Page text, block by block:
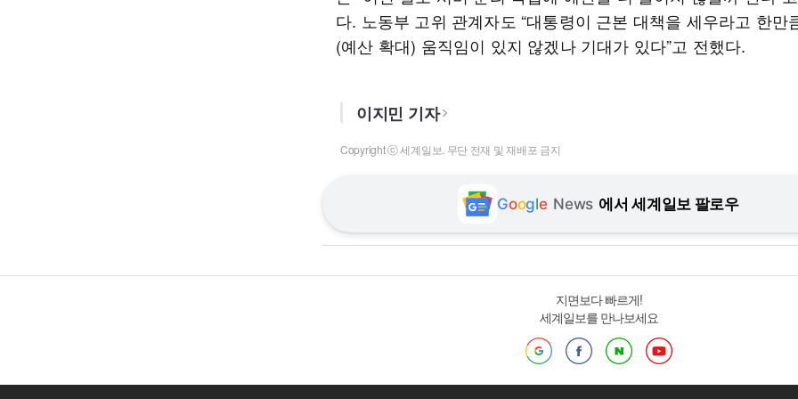
다. 노동부 고위 관계자도 “대통령이 근본 대책을 세우라고 한만
(예산 확대) 움직임이 있지 않겠나 기대가 있다”고 전했다.
이지민 기자
Copyright ⓒ 세계일보. 무단 전재 및 재배포 금지
Google News 에서 세계일보 팔로우
지면보다 빠르게!
세계일보를 만나보세요